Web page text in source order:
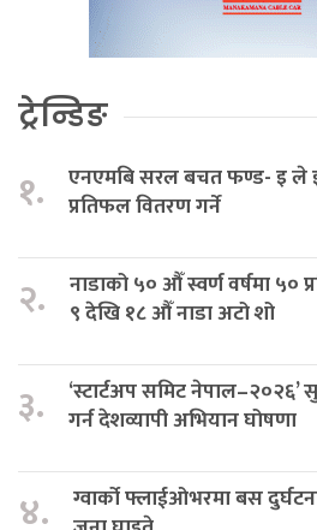
ट्रेन्डिङ
१.
एनएमबि सरल बचत फण्ड- इ ले
प्रतिफल वितरण गर्ने
२.
नाडाको ५० औँ स्वर्ण वर्षमा ५०
९ देखि १८ औँ नाडा अटो शो
३.
‘स्टार्टअप समिट नेपाल–२०२६’
गर्न देशव्यापी अभियान घोषणा
४.
ग्वार्को फ्लाईओभरमा बस